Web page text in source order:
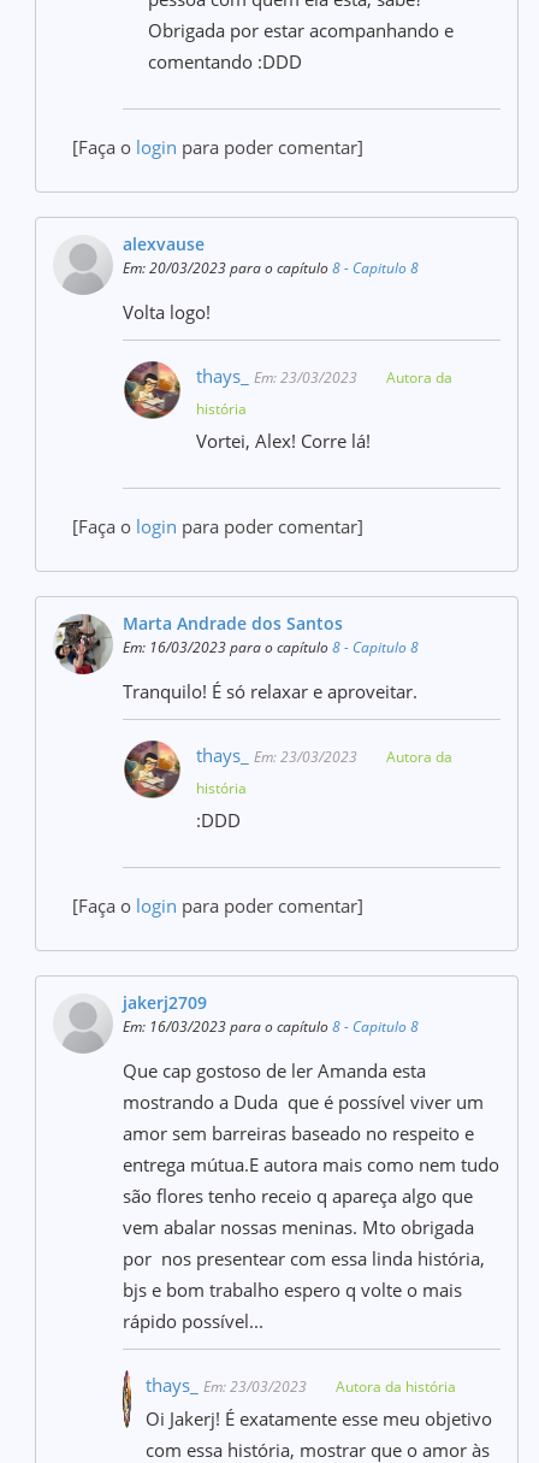
Obrigada por estar acompanhando e
comentando :DDD
[Faça o login para poder comentar]
alexvause
Em: 20/03/2023 para o capítulo8 - Capitulo 8
Volta logo!
thays_ Em: 23/03/2023
Autora da
história
Vortei, Alex! Corre lá!
[Faça o login para poder comentar]
Marta Andrade dos Santos
Em: 16/03/2023 para o capítulo8 - Capitulo 8
Tranquilo! É só relaxar e aproveitar.
thays_ Em: 23/03/2023
Autora da
história
:DDD
[Faça o login para poder comentar]
jakerj2709
Em: 16/03/2023 para o capítulo8 - Capitulo 8
Que cap gostoso de ler Amanda esta
mostrando a Duda que é possível viver um
amor sem barreiras baseado no respeito e
entrega mútua.E autora mais como nem tudo
são flores tenho receio q apareça algo que
vem abalar nossas meninas. Mto obrigada
por nos presentear com essa linda história,
bjs e bom trabalho espero q volte o mais
rápido possível...
thays_ Em: 23/03/2023 Autora da história
Oi Jakerj! É exatamente esse meu objetivo
com essa história, mostrar que o amor às